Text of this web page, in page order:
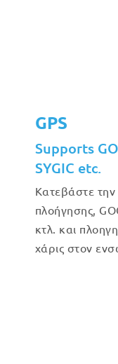
GPS
Supports
SYGIC etc.
Κατεβάστε
πλοήγησης,
κτλ. και
χάρις στον